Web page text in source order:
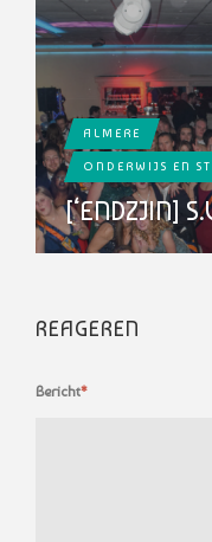
ALMERE
ONDERWIJS EN
[‘ENDZJIN]
REAGEREN
Bericht*